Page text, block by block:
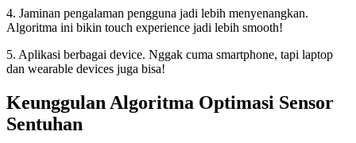
4. Jaminan pengalaman pengguna jadi lebih menyenangkan.
Algoritma ini bikin touch experience jadi lebih smooth!
5. Aplikasi berbagai device. Nggak cuma smartphone, tapi laptop
dan wearable devices juga bisa!
Keunggulan Algoritma Optimasi Sensor
Sentuhan